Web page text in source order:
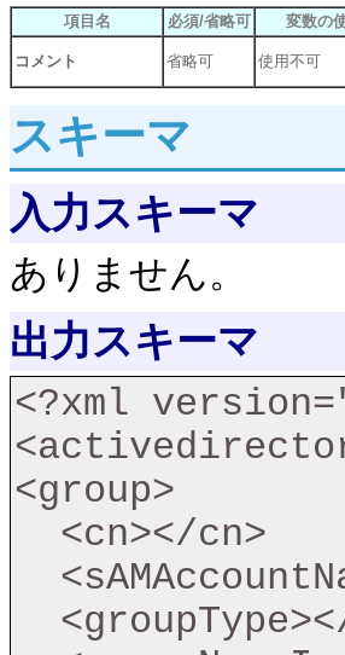
項目名 必須/省略可 変数の
コメント 省略可 使用不可
スキーマ
入力スキーマ
ありません。
出力スキーマ
<?xml
<group>